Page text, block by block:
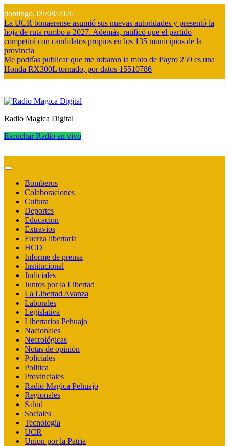
al
contenido
domingo, 09/08/2026
La UCR bonaerense asumió sus nuevas autoridades y presentó la
hoja de ruta rumbo a 2027. Además, ratificó que el partido
competirá con candidatos propios en los 135 municipios de la
provincia
Me podrías publicar que me robaron la moto de Payro 259 es una
Honda RX300L tornado, por datos 15510786
Radio Magica Digital
Escuchar Radio en vivo
Bomberos
Colaboraciones
Cultura
Deportes
Educacion
Extravios
Fuerza libertaria
HCD
Informe de prensa
Institucional
Judiciales
Juntos por la Libertad
La Libertad Avanza
Laborales
Legislativa
Libertarios Pehuajo
Nacionales
Necrológicas
Notas de opinión
Policiales
Politica
Provinciales
Radio Magica Pehuajo
Regionales
Salud
Sociales
Tecnologia
UCR
Union por la Patria